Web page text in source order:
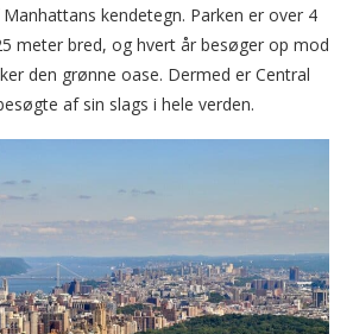
kendetegn. Parken er over 4
meter bred, og hvert år besøger op mod
den grønne oase. Dermed er Central
af sin slags i hele verden.